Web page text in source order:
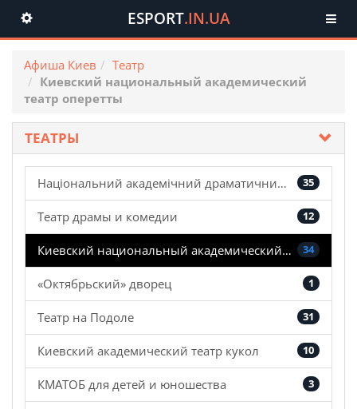
Toggle
navigation
ESPORT.IN.UA
Афиша Киев
Театр
Киевский национальный академический
театр оперетты
ТЕАТРЫ
35
Національний академічний драматичний театр ім.Лесі Українки
12
Театр драмы и комедии
34
Киевский национальный академический театр оперетты
1
«Октябрьский» дворец
31
Театр на Подоле
10
Киевский академический театр кукол
3
КМАТОБ для детей и юношества